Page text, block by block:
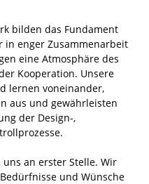
bilden das Fundament
in enger Zusammenarbeit
eine Atmosphäre des
Kooperation. Unsere
lernen voneinander,
aus und gewährleisten
der Design-,
an erster Stelle. Wir
und Wünsche